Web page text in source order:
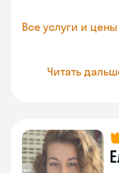
Все услуги и цены
Читать